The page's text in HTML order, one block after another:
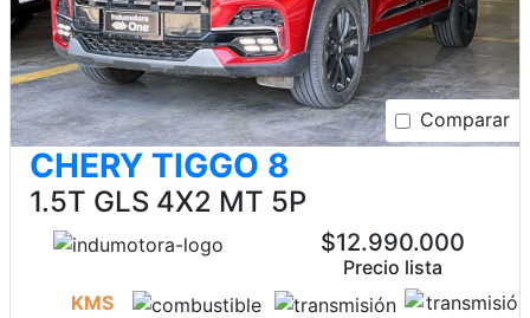
Comparar
CHERY TIGGO 8
1.5T GLS 4X2 MT 5P
$12.990.000
Precio lista
KMS